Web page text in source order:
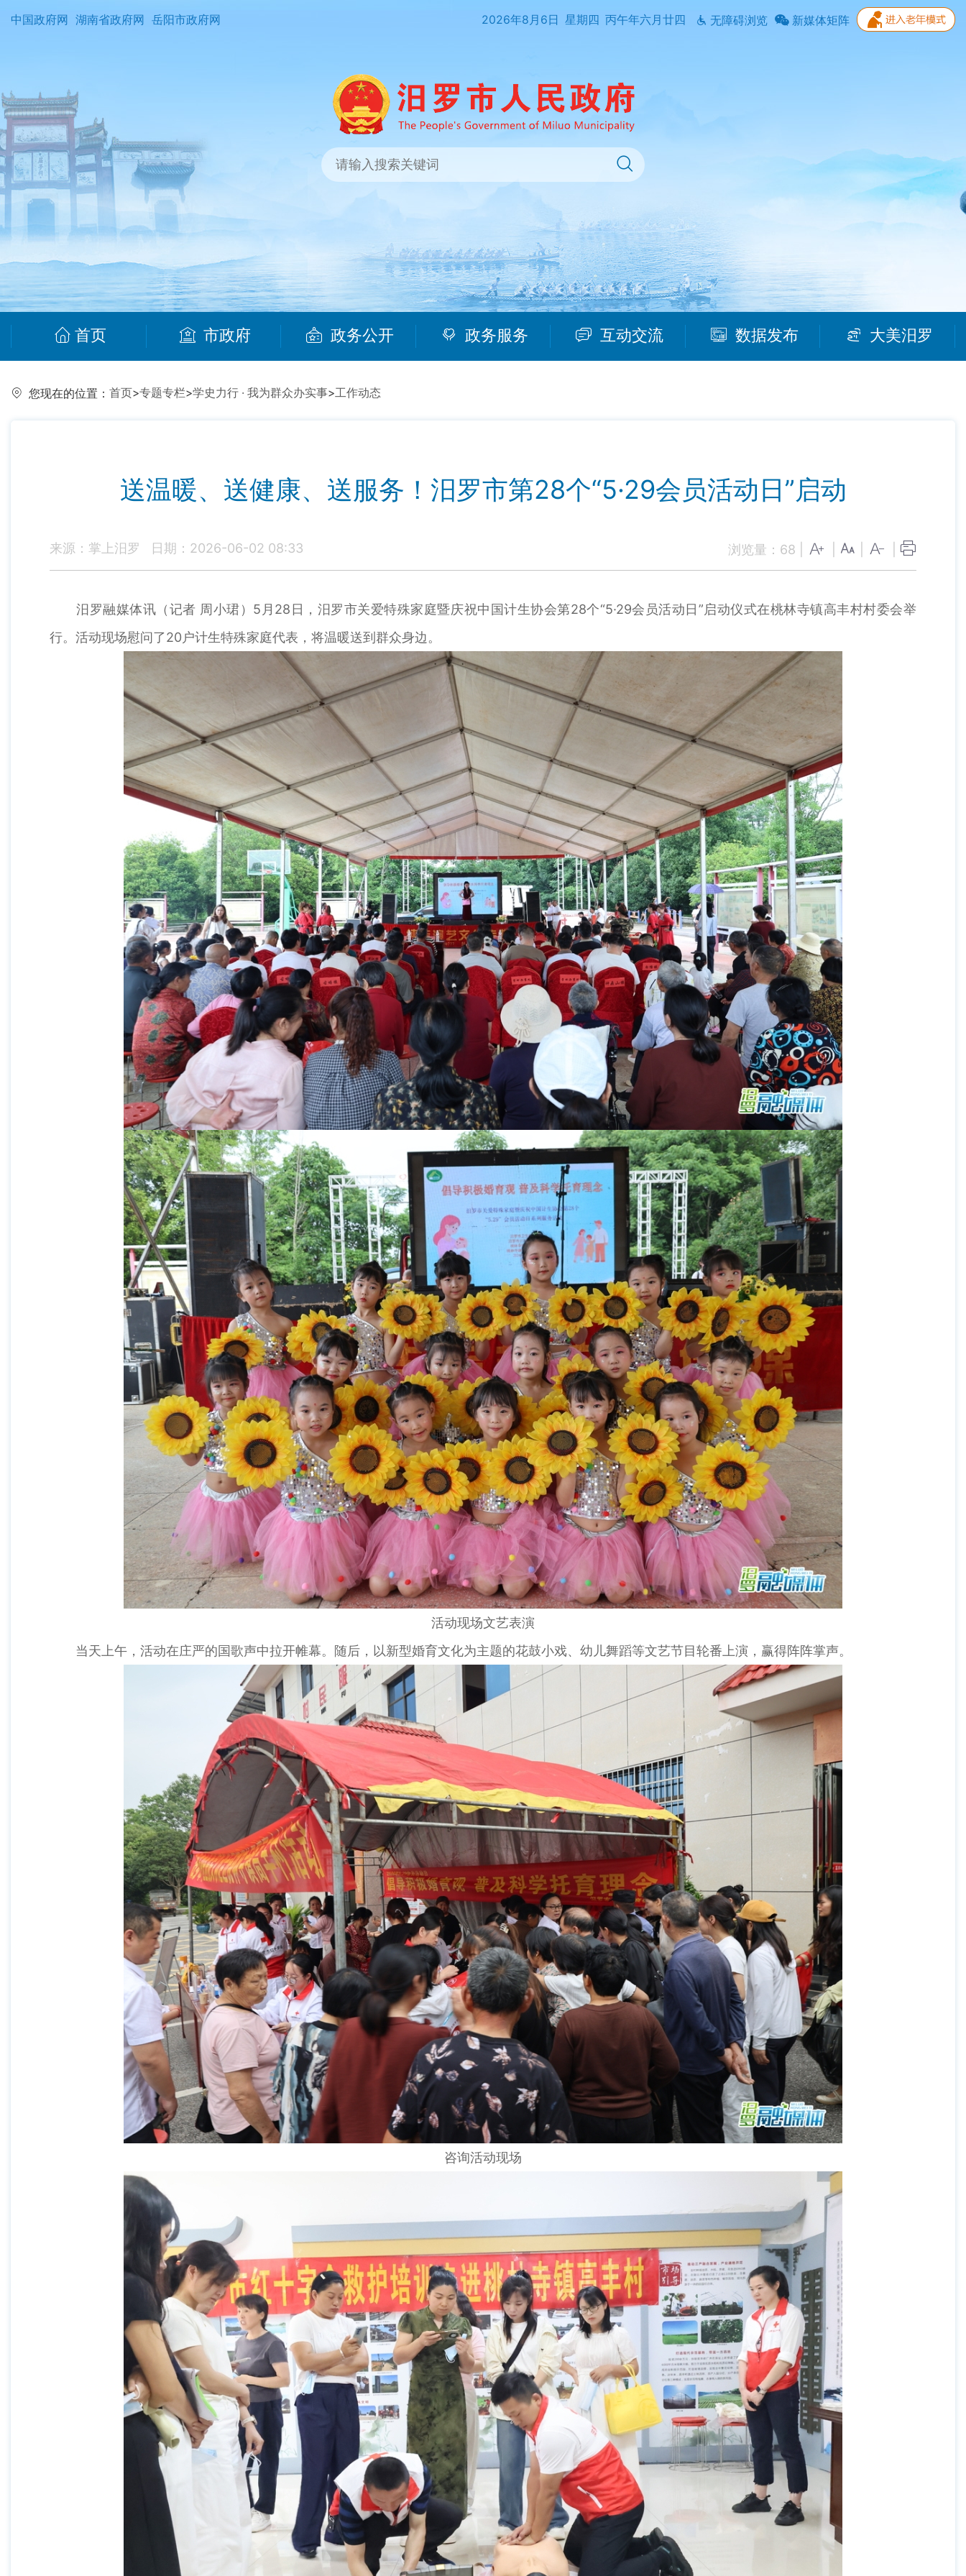
中国政府网 湖南省政府网 岳阳市政府网 2026年8月6日 星期四 丙午年六月廿四 无障碍浏览 新媒体矩阵
首页 市政府 政务公开 政务服务 互动交流 数据发布 大美汨罗
您现在的位置： 首页>专题专栏>学史力行 · 我为群众办实事>工作动态
送温暖、送健康、送服务！汨罗市第28个“5·29会员活动日”启动
来源：掌上汨罗 日期：2026-06-02 08:33 浏览量： 68
汨罗融媒体讯（记者 周小珺）5月28日，汨罗市关爱特殊家庭暨庆祝中国计生协会第28个“5·29会员活动日”启动仪式在桃林寺镇高丰村村委会举
行。活动现场慰问了20户计生特殊家庭代表，将温暖送到群众身边。
活动现场文艺表演
当天上午，活动在庄严的国歌声中拉开帷幕。随后，以新型婚育文化为主题的花鼓小戏、幼儿舞蹈等文艺节目轮番上演，赢得阵阵掌声。
咨询活动现场